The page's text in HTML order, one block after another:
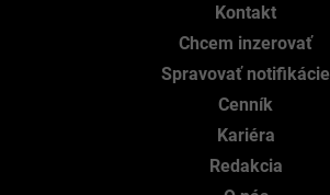
Kontakt
Chcem inzerovať
Spravovať notifikácie
Cenník
Kariéra
Redakcia